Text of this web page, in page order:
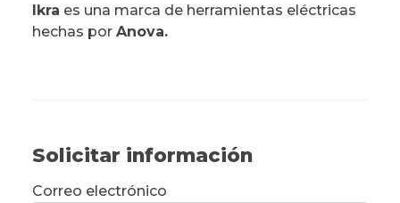
Ikra es una marca de herramientas eléctricas
hechas por Anova.
Solicitar información
Correo electrónico